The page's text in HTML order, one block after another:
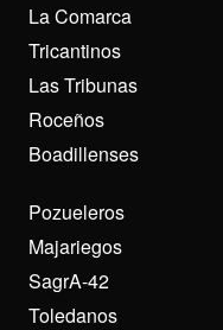
La Comarca
Tricantinos
Las Tribunas
Roceños
Boadillenses
Pozueleros
Majariegos
SagrA-42
Toledanos